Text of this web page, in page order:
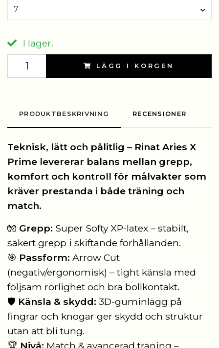
7
I lager.
LÄGG I KORGEN
PRODUKTBESKRIVNING RECENSIONER
Teknisk, lätt och pålitlig – Rinat Aries X
Prime levererar balans mellan grepp,
komfort och kontroll för målvakter som
kräver prestanda i både träning och
match.
🧤 Grepp: Super Softy XP-latex – stabilt,
säkert grepp i skiftande förhållanden.
🎯 Passform: Arrow Cut
(negativ/ergonomisk) – tight känsla med
följsam rörlighet och bra bollkontakt.
🛡️ Känsla & skydd: 3D-guminlägg på
fingrar och knogar ger skydd och struktur
utan att bli tung.
🏆 Nivå: Match & avancerad träning –